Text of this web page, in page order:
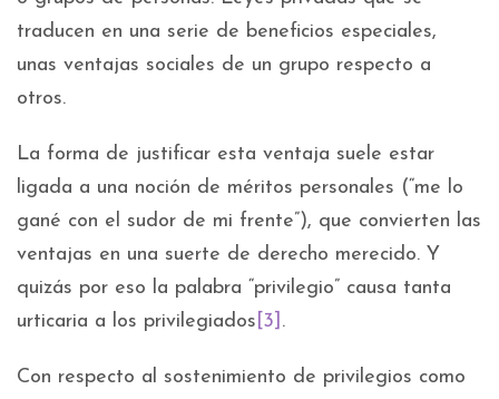
traducen en una serie de beneficios especiales,
unas ventajas sociales de un grupo respecto a
otros.
La forma de justificar esta ventaja suele estar
ligada a una noción de méritos personales (“me lo
gané con el sudor de mi frente”), que convierten las
ventajas en una suerte de derecho merecido. Y
quizás por eso la palabra “privilegio” causa tanta
urticaria a los privilegiados [3] .
Con respecto al sostenimiento de privilegios como